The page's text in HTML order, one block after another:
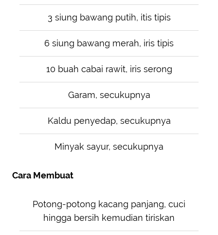
3 siung bawang putih, itis tipis
6 siung bawang merah, iris tipis
10 buah cabai rawit, iris serong
Garam, secukupnya
Kaldu penyedap, secukupnya
Minyak sayur, secukupnya
Cara Membuat
Potong-potong kacang panjang, cuci
hingga bersih kemudian tiriskan